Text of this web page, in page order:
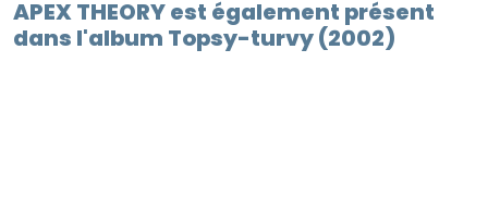
APEX THEORY est également présent
dans l'album Topsy-turvy (2002)